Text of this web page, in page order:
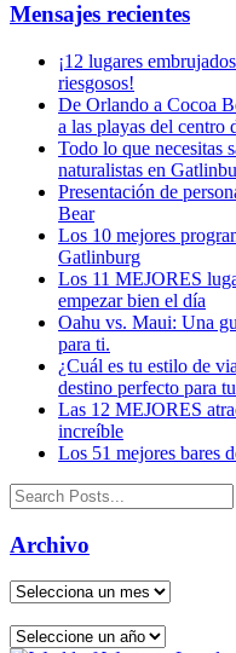
Mensajes recientes
¡12 lugares
riesgosos!
De Orlando a Cocoa
a las playas del centro
Todo lo que necesitas
naturalistas en
Presentación de
Bear
Los 10 mejores
Gatlinburg
Los 11 MEJORES
empezar bien el día
Oahu vs. Maui: Una
para ti.
¿Cuál es tu estilo de
destino perfecto para
Las 12 MEJORES
increíble
Los 51 mejores bares
Archivo